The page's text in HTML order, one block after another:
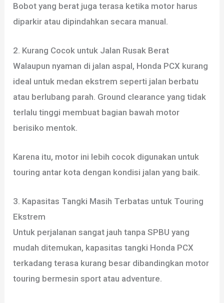
Bobot yang berat juga terasa ketika motor harus
diparkir atau dipindahkan secara manual.
2. Kurang Cocok untuk Jalan Rusak Berat
Walaupun nyaman di jalan aspal, Honda PCX kurang
ideal untuk medan ekstrem seperti jalan berbatu
atau berlubang parah. Ground clearance yang tidak
terlalu tinggi membuat bagian bawah motor
berisiko mentok.
Karena itu, motor ini lebih cocok digunakan untuk
touring antar kota dengan kondisi jalan yang baik.
3. Kapasitas Tangki Masih Terbatas untuk Touring
Ekstrem
Untuk perjalanan sangat jauh tanpa SPBU yang
mudah ditemukan, kapasitas tangki Honda PCX
terkadang terasa kurang besar dibandingkan motor
touring bermesin sport atau adventure.